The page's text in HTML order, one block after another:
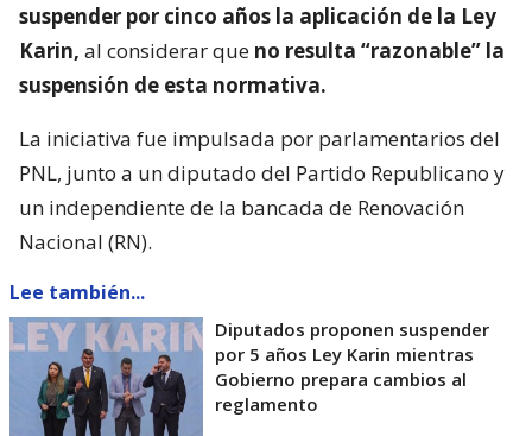
suspender por cinco años la aplicación de la Ley
Karin, al considerar que no resulta “razonable” la
suspensión de esta normativa.
La iniciativa fue impulsada por parlamentarios del
PNL, junto a un diputado del Partido Republicano y
un independiente de la bancada de Renovación
Nacional (RN).
Lee también...
Diputados proponen suspender
por 5 años Ley Karin mientras
Gobierno prepara cambios al
reglamento